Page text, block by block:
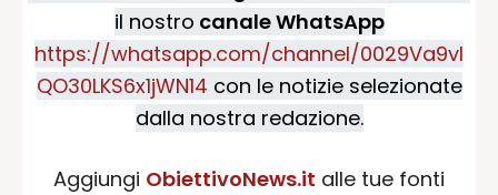
il nostro canale WhatsApp
https://whatsapp.com/channel/0029Va9vI
QO30LKS6x1jWN14 con le notizie selezionate
dalla nostra redazione.
Aggiungi ObiettivoNews.it alle tue fonti